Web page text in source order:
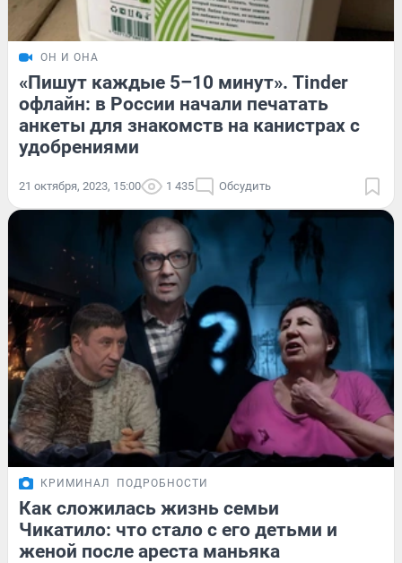
ОН И ОНА
«Пишут каждые 5–10 минут». Tinder
офлайн: в России начали печатать
анкеты для знакомств на канистрах с
удобрениями
21 октября, 2023, 15:00 1 435 Обсудить
КРИМИНАЛ ПОДРОБНОСТИ
Как сложилась жизнь семьи
Чикатило: что стало с его детьми и
женой после ареста маньяка